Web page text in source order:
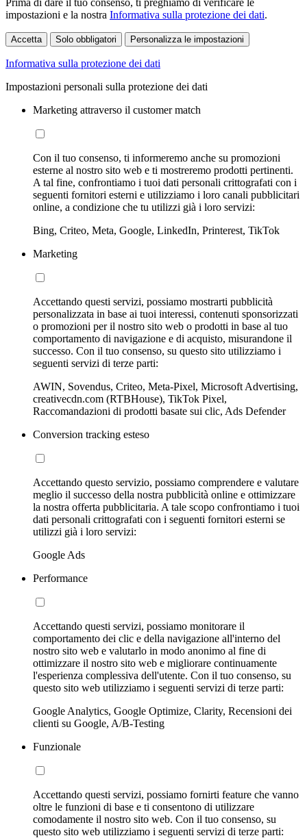
impostazioni e la nostra Informativa sulla protezione dei dati.
Accetta Solo obbligatori Personalizza le impostazioni
Informativa sulla protezione dei dati
Impostazioni personali sulla protezione dei dati
Marketing attraverso il customer match
Con il tuo consenso, ti informeremo anche su promozioni
esterne al nostro sito web e ti mostreremo prodotti pertinenti.
A tal fine, confrontiamo i tuoi dati personali crittografati con i
seguenti fornitori esterni e utilizziamo i loro canali pubblicitari
online, a condizione che tu utilizzi già i loro servizi:
Bing, Criteo, Meta, Google, LinkedIn, Printerest, TikTok
Marketing
Accettando questi servizi, possiamo mostrarti pubblicità
personalizzata in base ai tuoi interessi, contenuti sponsorizzati
o promozioni per il nostro sito web o prodotti in base al tuo
comportamento di navigazione e di acquisto, misurandone il
successo. Con il tuo consenso, su questo sito utilizziamo i
seguenti servizi di terze parti:
AWIN, Sovendus, Criteo, Meta-Pixel, Microsoft Advertising,
creativecdn.com (RTBHouse), TikTok Pixel,
Raccomandazioni di prodotti basate sui clic, Ads Defender
Conversion tracking esteso
Accettando questo servizio, possiamo comprendere e valutare
meglio il successo della nostra pubblicità online e ottimizzare
la nostra offerta pubblicitaria. A tale scopo confrontiamo i tuoi
dati personali crittografati con i seguenti fornitori esterni se
utilizzi già i loro servizi:
Google Ads
Performance
Accettando questi servizi, possiamo monitorare il
comportamento dei clic e della navigazione all'interno del
nostro sito web e valutarlo in modo anonimo al fine di
ottimizzare il nostro sito web e migliorare continuamente
l'esperienza complessiva dell'utente. Con il tuo consenso, su
questo sito web utilizziamo i seguenti servizi di terze parti:
Google Analytics, Google Optimize, Clarity, Recensioni dei
clienti su Google, A/B-Testing
Funzionale
Accettando questi servizi, possiamo fornirti feature che vanno
oltre le funzioni di base e ti consentono di utilizzare
comodamente il nostro sito web. Con il tuo consenso, su
questo sito web utilizziamo i seguenti servizi di terze parti: